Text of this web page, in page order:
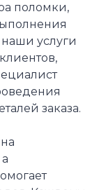
поломки,
услуги
заказа.